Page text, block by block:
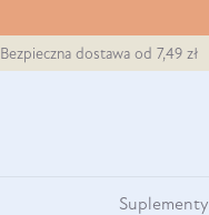
Bezpieczna dostawa od 7,49 zł
Suplementy